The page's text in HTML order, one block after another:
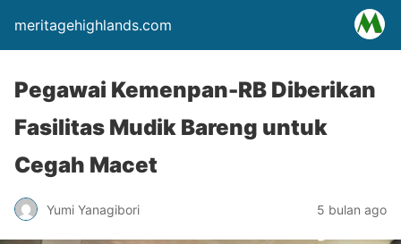
meritagehighlands.com
Pegawai Kemenpan-RB Diberikan
Fasilitas Mudik Bareng untuk
Cegah Macet
Yumi Yanagibori 5 bulan ago